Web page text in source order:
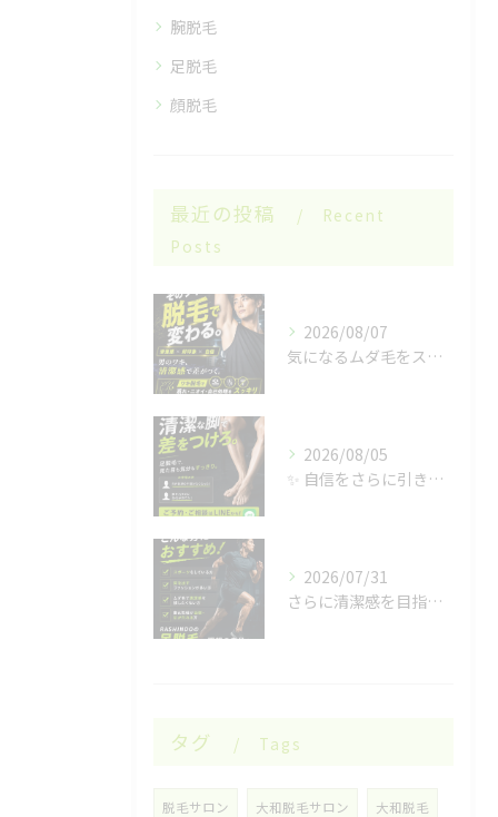
腕脱毛
足脱毛
顔脱毛
最近の投稿
Recent
Posts
2026/08/07
気になるムダ毛をスッキリ🌿
2026/08/05
✨ 自信をさらに引き出す✨
2026/07/31
さらに清潔感を目指したい男性の皆様へ✨
タグ Tags
脱毛サロン 大和脱毛サロン 大和脱毛